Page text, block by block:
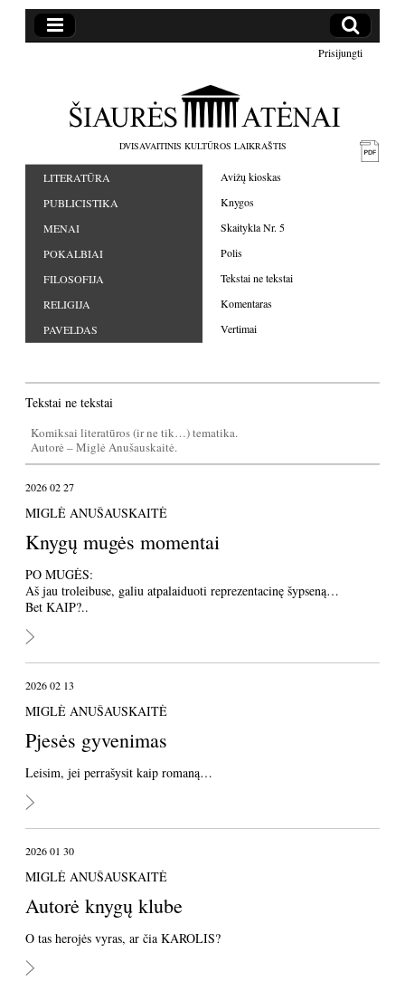
Prisijungti
DVISAVAITINIS KULTŪROS LAIKRAŠTIS
LITERATŪRA
PUBLICISTIKA
MENAI
POKALBIAI
FILOSOFIJA
RELIGIJA
PAVELDAS
Avižų kioskas
Knygos
Skaitykla Nr. 5
Polis
Tekstai ne tekstai
Komentaras
Vertimai
Tekstai ne tekstai
Komiksai literatūros (ir ne tik…) tematika.
Autorė – Miglė Anušauskaitė.
2026 02 27
MIGLĖ ANUŠAUSKAITĖ
Knygų mugės momentai
PO MUGĖS:
Aš jau troleibuse, galiu atpalaiduoti reprezentacinę šypseną…
Bet KAIP?..
2026 02 13
MIGLĖ ANUŠAUSKAITĖ
Pjesės gyvenimas
Leisim, jei perrašysit kaip romaną…
2026 01 30
MIGLĖ ANUŠAUSKAITĖ
Autorė knygų klube
O tas herojės vyras, ar čia KAROLIS?